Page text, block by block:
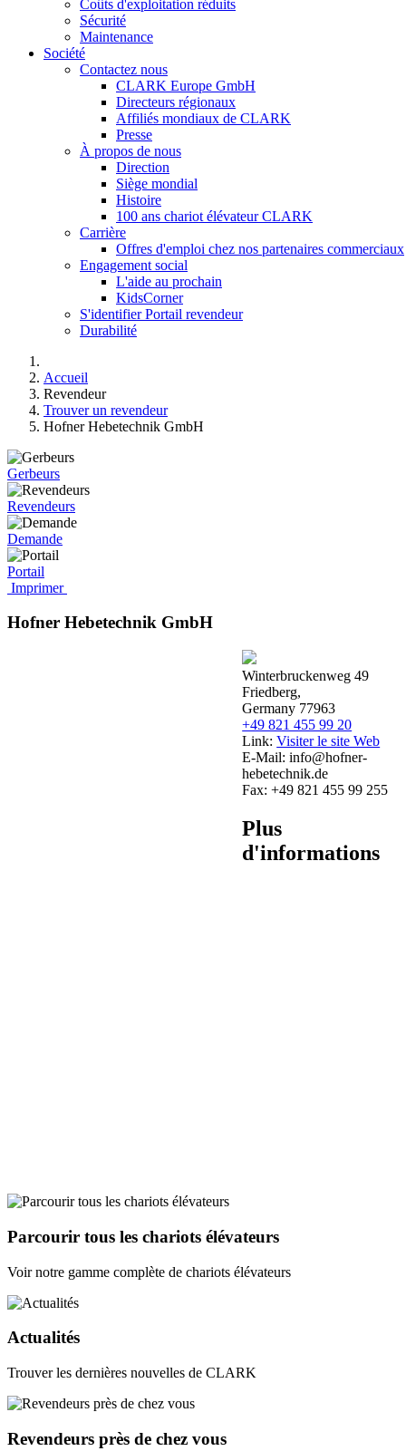
Coûts d'exploitation réduits
Sécurité
Maintenance
Société
Contactez nous
CLARK Europe GmbH
Directeurs régionaux
Affiliés mondiaux de CLARK
Presse
À propos de nous
Direction
Siège mondial
Histoire
100 ans chariot élévateur CLARK
Carrière
Offres d'emploi chez nos partenaires commerciaux
Engagement social
L'aide au prochain
KidsCorner
S'identifier Portail revendeur
Durabilité
Accueil
Revendeur
Trouver un revendeur
Hofner Hebetechnik GmbH
Gerbeurs
Revendeurs
Demande
Portail
Imprimer
Hofner Hebetechnik GmbH
Winterbruckenweg 49
Friedberg,
Germany 77963
+49 821 455 99 20
Link:Visiter le site Web
E-Mail:info@hofner-
hebetechnik.de
Fax:+49 821 455 99 255
Plus
d'informations
Parcourir tous les chariots élévateurs
Voir notre gamme complète de chariots élévateurs
Actualités
Trouver les dernières nouvelles de CLARK
Revendeurs près de chez vous